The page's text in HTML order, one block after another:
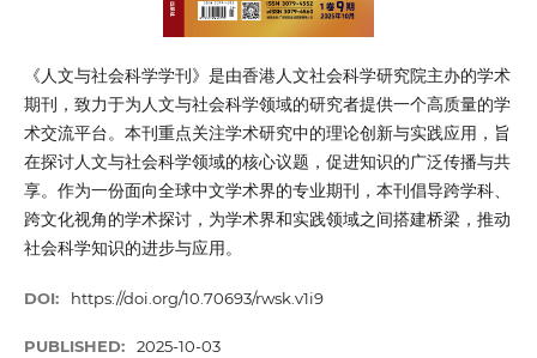
《人文与社会科学学刊》是由香港人文社会科学研究院主办的学术
期刊，致力于为人文与社会科学领域的研究者提供一个高质量的学
术交流平台。本刊重点关注学术研究中的理论创新与实践应用，旨
在探讨人文与社会科学领域的核心议题，促进知识的广泛传播与共
享。作为一份面向全球中文学术界的专业期刊，本刊倡导跨学科、
跨文化视角的学术探讨，为学术界和实践领域之间搭建桥梁，推动
社会科学知识的进步与应用。
DOI: https://doi.org/10.70693/rwsk.v1i9
PUBLISHED: 2025-10-03